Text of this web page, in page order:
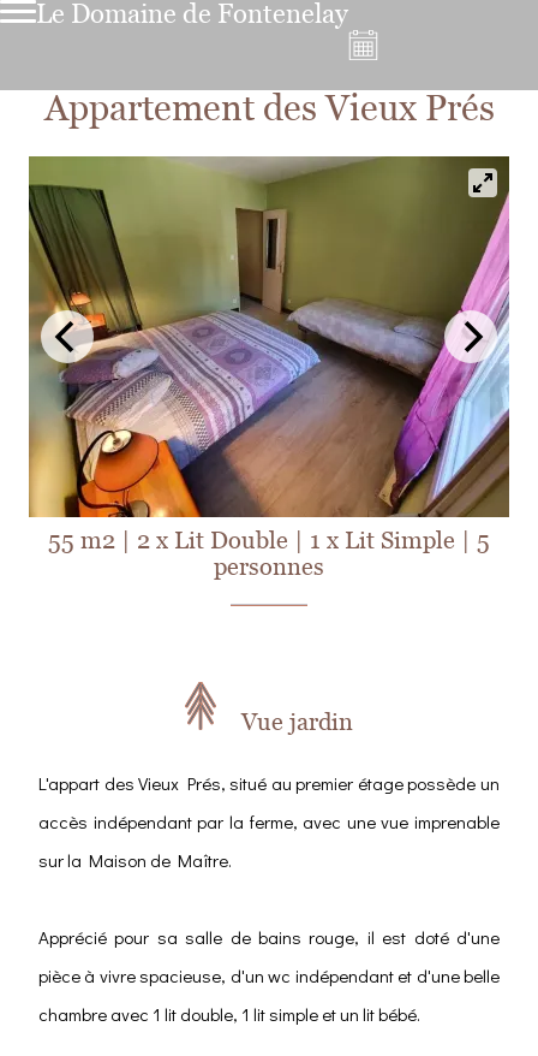
Le Domaine de Fontenelay
Appartement des Vieux Prés
55 m2 | 2 x Lit Double | 1 x Lit Simple | 5
personnes
Vue jardin
L'appart des Vieux Prés, situé au premier étage possède un
accès indépendant par la ferme, avec une vue imprenable
sur la Maison de Maître.
Apprécié pour sa salle de bains rouge, il est doté d'une
pièce à vivre spacieuse, d'un wc indépendant et d'une belle
chambre avec 1 lit double, 1 lit simple et un lit bébé.